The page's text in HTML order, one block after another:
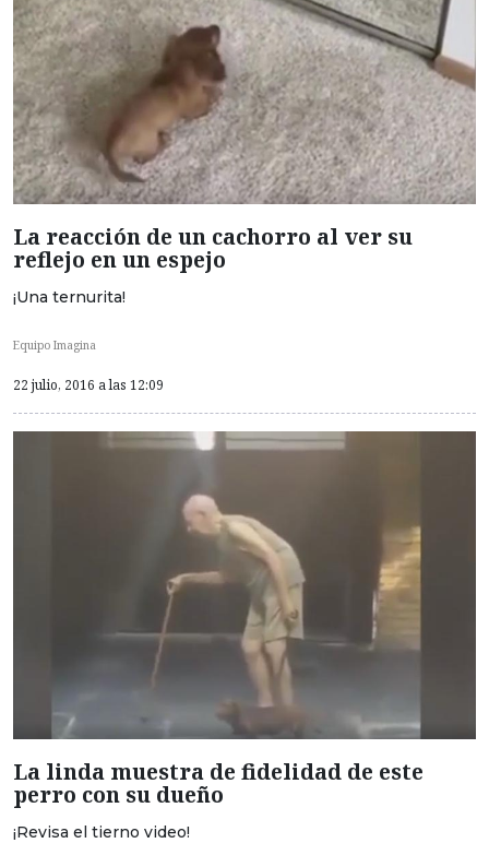
La reacción de un cachorro al ver su
reflejo en un espejo
¡Una ternurita!
Equipo Imagina
22 julio, 2016 a las 12:09
La linda muestra de fidelidad de este
perro con su dueño
¡Revisa el tierno video!